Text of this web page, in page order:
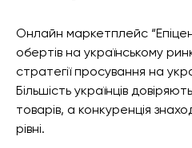
Онлайн маркетплейс
обертів на українському
стратегії просування на
Більшість українців
товарів, а конкуренція
рівні.